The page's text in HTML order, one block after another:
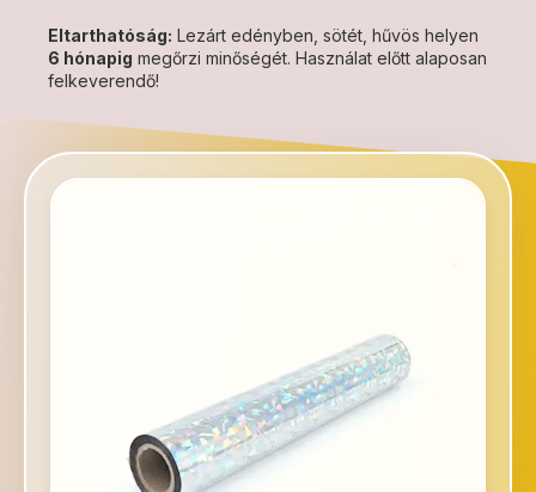
Eltarthatóság: Lezárt edényben, sötét, hűvös helyen
6 hónapig megőrzi minőségét. Használat előtt alaposan
felkeverendő!